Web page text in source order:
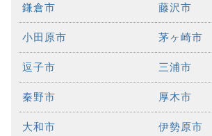
鎌倉市 藤沢市
小田原市 茅ヶ崎市
逗子市 三浦市
秦野市 厚木市
大和市 伊勢原市